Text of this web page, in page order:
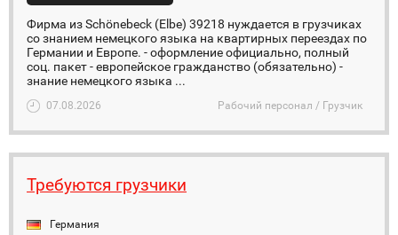
Фирма из Schönebeck (Elbe) 39218 нуждается в грузчиках
со знанием немецкого языка на квартирных переездах по
Германии и Европе. - оформление официально, полный
соц. пакет - европейское гражданство (обязательно) -
знание немецкого языка ...
07.08.2026 Рабочий персонал / Грузчик
Требуются грузчики
Германия